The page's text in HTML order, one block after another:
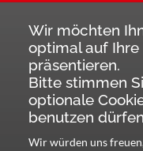
Wir möchten
optimal auf
präsentieren.
Bitte stimmen
optionale
benutzen
Wir würden uns